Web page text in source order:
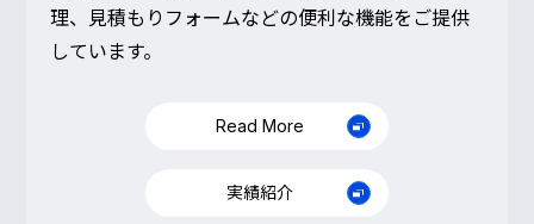
理、見積もりフォームなどの便利な機能をご提供
しています。
Read More
実績紹介